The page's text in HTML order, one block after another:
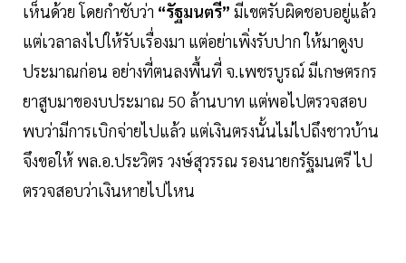
เห็นด้วย โดยกำชับว่า “รัฐมนตรี” มีเขตรับผิดชอบอยู่แล้ว
แต่เวลาลงไปให้รับเรื่องมา แต่อย่าเพิ่งรับปาก ให้มาดูงบ
ประมาณก่อน อย่างที่ตนลงพื้นที่ จ.เพชรบูรณ์ มีเกษตรกร
ยาสูบมาของบประมาณ 50 ล้านบาท แต่พอไปตรวจสอบ
พบว่ามีการเบิกจ่ายไปแล้ว แต่เงินตรงนั้นไม่ไปถึงชาวบ้าน
จึงขอให้ พล.อ.ประวิตร วงษ์สุวรรณ รองนายกรัฐมนตรี ไป
ตรวจสอบว่าเงินหายไปไหน